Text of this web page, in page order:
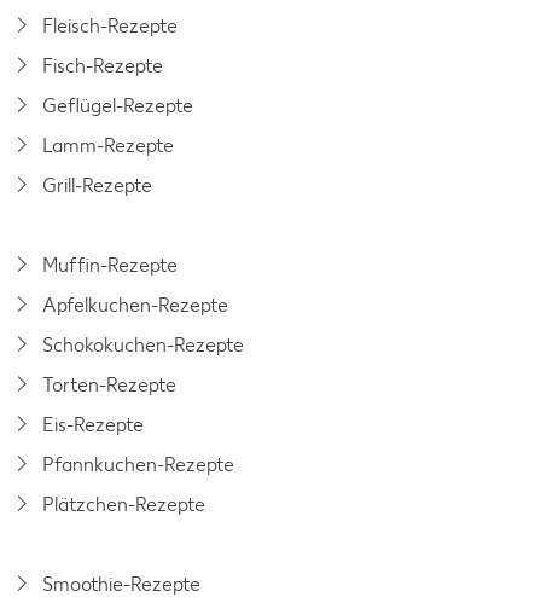
Fleisch-Rezepte
Fisch-Rezepte
Geflügel-Rezepte
Lamm-Rezepte
Grill-Rezepte
Muffin-Rezepte
Apfelkuchen-Rezepte
Schokokuchen-Rezepte
Torten-Rezepte
Eis-Rezepte
Pfannkuchen-Rezepte
Plätzchen-Rezepte
Smoothie-Rezepte